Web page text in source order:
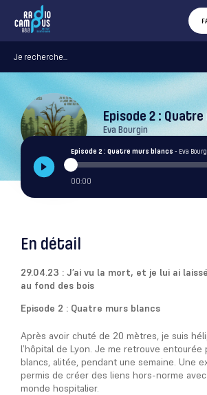
Episode 2 :
Eva Bourgin
Episode 2 : Quatre murs blancs - Eva
00:00
En détail
29.04.23 : J’ai vu la mort, et je lui ai
au fond des bois
Episode 2 : Quatre murs blancs
Après avoir chuté de 20 mètres, je suis
l’hôpital de Lyon. Je me retrouve entourée
blancs, alitée, pendant une semaine. Une
permis de créer des liens hors-norme
monde hospitalier.